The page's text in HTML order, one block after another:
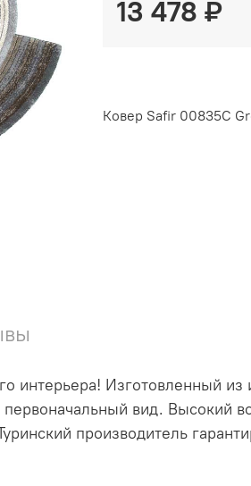
13 478 ₽
Ковер Safir 00835C
Изготовленный из
вид. Высокий
производитель